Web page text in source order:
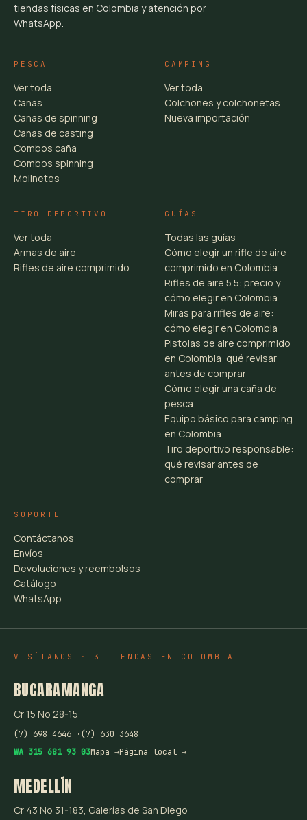
tiendas físicas en Colombia y atención por
WhatsApp.
PESCA
Ver toda
Cañas
Cañas de spinning
Cañas de casting
Combos caña
Combos spinning
Molinetes
CAMPING
Ver toda
Colchones y colchonetas
Nueva importación
TIRO DEPORTIVO
Ver toda
Armas de aire
Rifles de aire comprimido
GUÍAS
Todas las guías
Cómo elegir un rifle de aire
comprimido en Colombia
Rifles de aire 5.5: precio y
cómo elegir en Colombia
Miras para rifles de aire:
cómo elegir en Colombia
Pistolas de aire comprimido
en Colombia: qué revisar
antes de comprar
Cómo elegir una caña de
pesca
Equipo básico para camping
en Colombia
Tiro deportivo responsable:
qué revisar antes de
comprar
SOPORTE
Contáctanos
Envíos
Devoluciones y reembolsos
Catálogo
WhatsApp
VISÍTANOS · 3 TIENDAS EN COLOMBIA
BUCARAMANGA
Cr 15 No 28-15
(7) 698 4646 ·(7) 630 3648
WA 315 681 93 03Mapa →Página local →
MEDELLÍN
Cr 43 No 31-183, Galerías de San Diego